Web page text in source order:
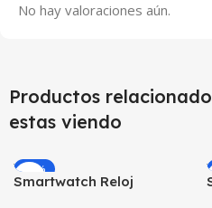
No hay valoraciones aún.
Productos
estas viendo
-10%
Smartwatch Reloj